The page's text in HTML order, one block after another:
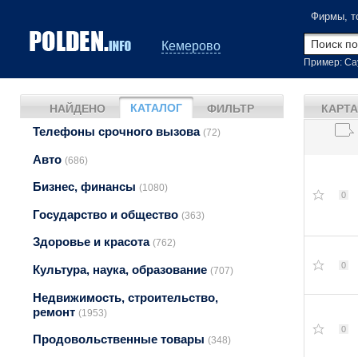
Кемерово
Фирмы,
Пример:
НАЙДЕНО КАТАЛОГ ФИЛЬТР
Телефоны срочного вызова (72)
Авто (686)
Бизнес, финансы (1080)
Государство и общество (363)
Здоровье и красота (762)
Культура, наука, образование (707)
Недвижимость, строительство,
ремонт (1953)
Продовольственные товары (348)
КАРТА
0
0
0